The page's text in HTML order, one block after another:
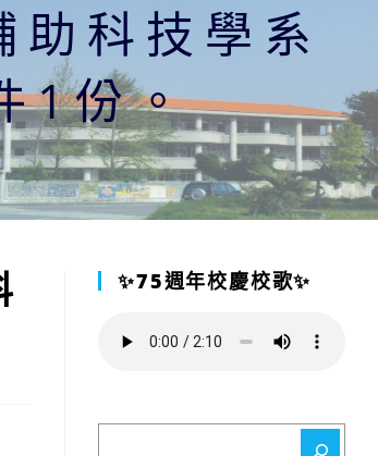
科技學系
1份。
✨75週年校慶校歌✨